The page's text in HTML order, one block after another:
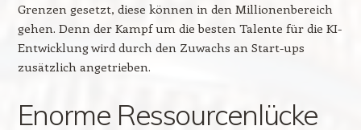
Grenzen gesetzt, diese können in den Millionenbereich
gehen. Denn der Kampf um die besten Talente für die KI-
Entwicklung wird durch den Zuwachs an Start-ups
zusätzlich angetrieben.
Enorme Ressourcenlücke